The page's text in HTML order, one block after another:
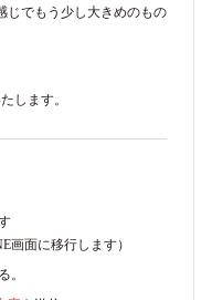
じでもう少し大きめのもの
します。
画面に移行します）
。